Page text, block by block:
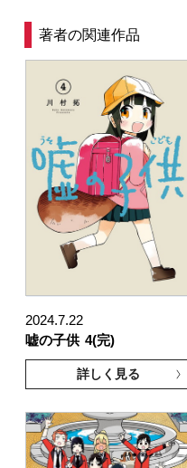
著者の関連作品
2024.7.22
嘘の子供 4(完)
詳しく見る